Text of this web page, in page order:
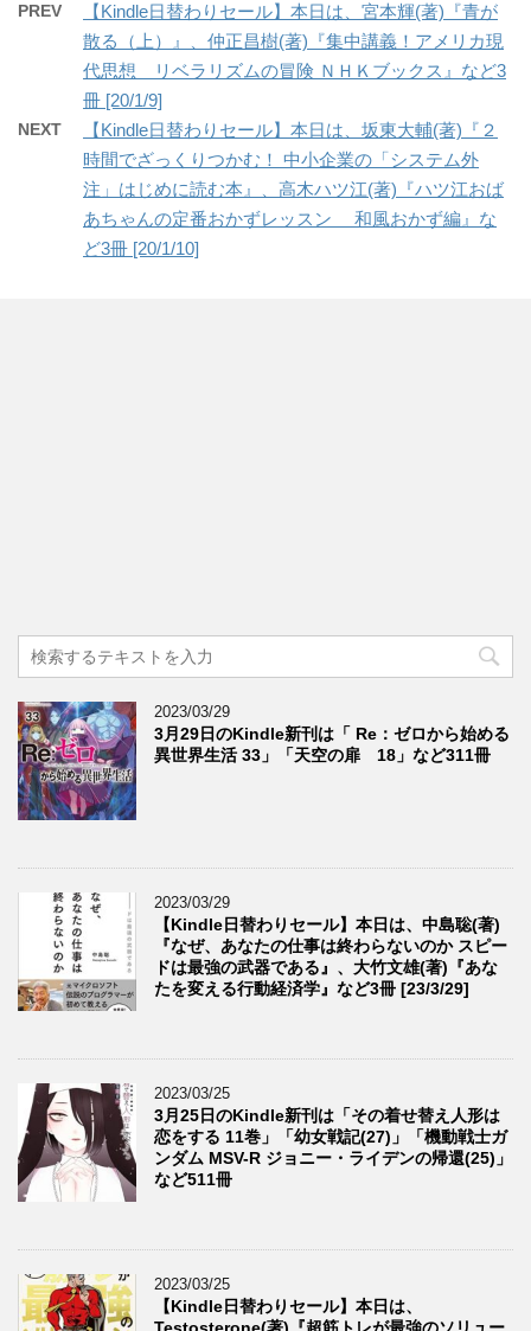
PREV
【Kindle日替わりセール】本日は、宮本輝(著)『青が
散る（上）』、仲正昌樹(著)『集中講義！アメリカ現
代思想 リベラリズムの冒険 ＮＨＫブックス』など3
冊 [20/1/9]
NEXT
【Kindle日替わりセール】本日は、坂東大輔(著)『２
時間でざっくりつかむ！ 中小企業の「システム外
注」はじめに読む本』、高木ハツ江(著)『ハツ江おば
あちゃんの定番おかずレッスン 和風おかず編』な
ど3冊 [20/1/10]
2023/03/29
3月29日のKindle新刊は「 Re：ゼロから始める
異世界生活 33」「天空の扉 18」など311冊
2023/03/29
【Kindle日替わりセール】本日は、中島聡(著)
『なぜ、あなたの仕事は終わらないのか スピー
ドは最強の武器である』、大竹文雄(著)『あな
たを変える行動経済学』など3冊 [23/3/29]
2023/03/25
3月25日のKindle新刊は「その着せ替え人形は
恋をする 11巻」「幼女戦記(27)」「機動戦士ガ
ンダム MSV-R ジョニー・ライデンの帰還(25)」
など511冊
2023/03/25
【Kindle日替わりセール】本日は、